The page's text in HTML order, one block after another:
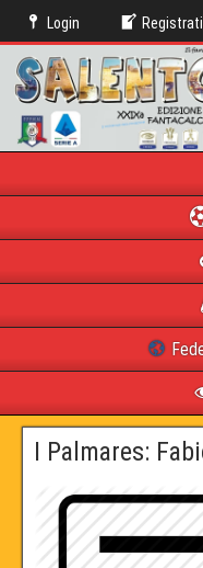
Login Registrati
I Palmares: